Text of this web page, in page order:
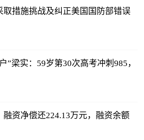
取措施挑战及纠正美国国防部错误
”梁实：59岁第30次高考冲刺985，
资净偿还224.13万元，融资余额